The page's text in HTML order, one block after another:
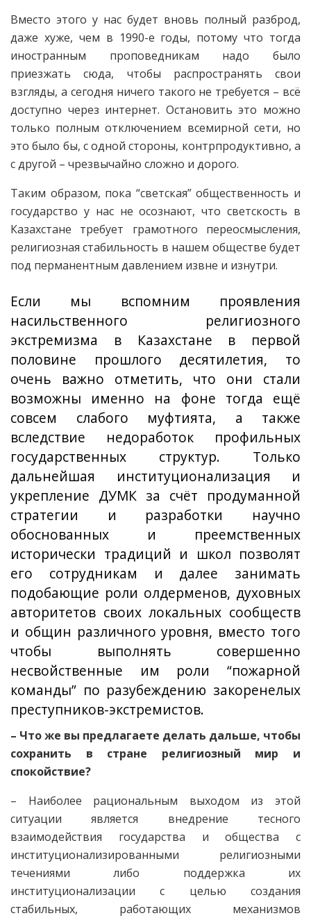
Вместо этого у нас будет вновь полный разброд,
даже хуже, чем в 1990-е годы, потому что тогда
иностранным проповедникам надо было
приезжать сюда, чтобы распространять свои
взгляды, а сегодня ничего такого не требуется – всё
доступно через интернет. Остановить это можно
только полным отключением всемирной сети, но
это было бы, с одной стороны, контрпродуктивно, а
с другой – чрезвычайно сложно и дорого.
Таким образом, пока “светская” общественность и
государство у нас не осознают, что светскость в
Казахстане требует грамотного переосмысления,
религиозная стабильность в нашем обществе будет
под перманентным давлением извне и изнутри.
Если мы вспомним проявления
насильственного религиозного
экстремизма в Казахстане в первой
половине прошлого десятилетия, то
очень важно отметить, что они стали
возможны именно на фоне тогда ещё
совсем слабого муфтията, а также
вследствие недоработок профильных
государственных структур. Только
дальнейшая институционализация и
укрепление ДУМК за счёт продуманной
стратегии и разработки научно
обоснованных и преемственных
исторически традиций и школ позволят
его сотрудникам и далее занимать
подобающие роли олдерменов, духовных
авторитетов своих локальных сообществ
и общин различного уровня, вместо того
чтобы выполнять совершенно
несвойственные им роли “пожарной
команды” по разубеждению закоренелых
преступников-экстремистов.
– Что же вы предлагаете делать дальше, чтобы
сохранить в стране религиозный мир и
спокойствие?
– Наиболее рациональным выходом из этой
ситуации является внедрение тесного
взаимодействия государства и общества с
институционализированными религиозными
течениями либо поддержка их
институционализации с целью создания
стабильных, работающих механизмов